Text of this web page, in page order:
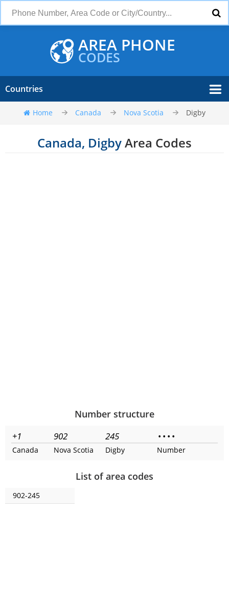
AREA PHONE
CODES
Countries
Home Canada Nova Scotia Digby
Canada, DigbyArea Codes
Number structure
+1 902 245 • • • •
Canada Nova Scotia Digby Number
List of area codes
902-245